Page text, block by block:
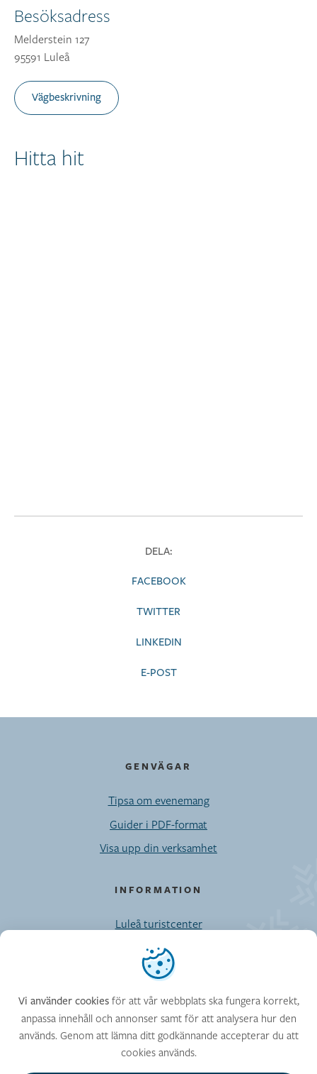
Vi använder cookies
Vi använder cookiesför att vår webbplats ska fungera korrekt,
anpassa innehåll och annonser samt för att analysera hur den
används. Genom att lämna ditt godkännande accepterar du att
cookies används.
Besöksadress
Melderstein 127
95591 Luleå
Vägbeskrivning
Hitta hit
DELA:
FACEBOOK
TWITTER
LINKEDIN
E-POST
GENVÄGAR
Tipsa om evenemang
Guider i PDF-format
Visa upp din verksamhet
INFORMATION
Luleå turistcenter
Möten/Privatresor/Press
Kontaktuppgifter till Visit Luleå-enheten
Cookies
FÖLJ OSS